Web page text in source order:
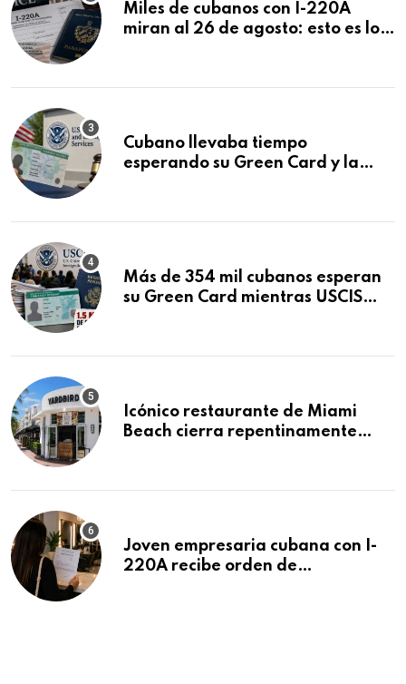
Miles de cubanos con I-220A
miran al 26 de agosto: esto es lo
Cubano llevaba tiempo
esperando su Green Card y la
Más de 354 mil cubanos esperan
su Green Card mientras USCIS
Icónico restaurante de Miami
Beach cierra repentinamente
Joven empresaria cubana con I-
220A recibe orden de